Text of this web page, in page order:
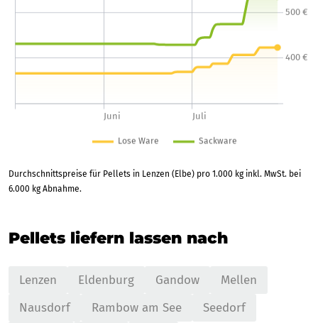
Durchschnittspreise für Pellets in Lenzen (Elbe) pro 1.000 kg inkl. MwSt. bei
6.000 kg Abnahme.
Pellets liefern lassen nach
Lenzen Eldenburg Gandow
Mellen
Nausdorf
Rambow am See
Seedorf